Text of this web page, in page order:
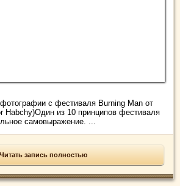
с фестиваля Burning Man от
Habchy)Один из 10 принципов фестиваля
самовыражение. ...
Читать запись полностью